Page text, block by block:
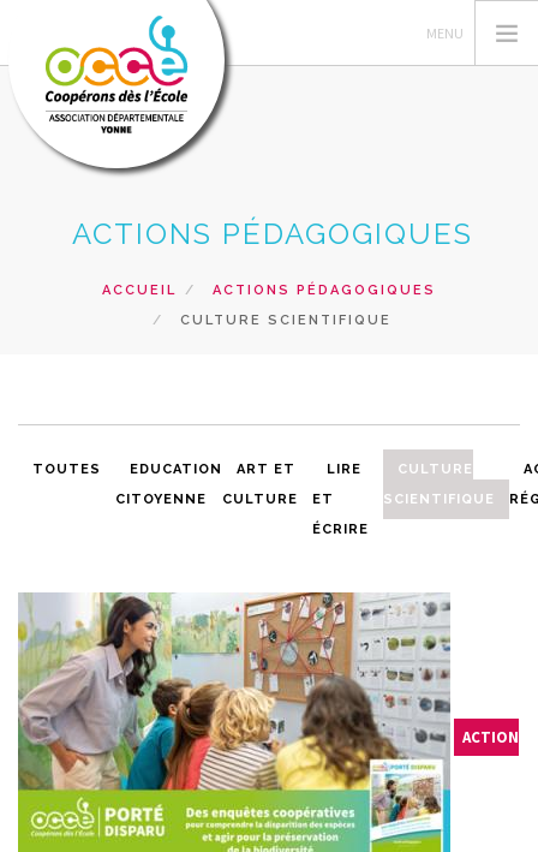
COOPÉRER
ACTIONS PÉDAGOGIQUES
ACCUEIL
ACTIONS PÉDAGOGIQUES
CULTURE SCIENTIFIQUE
TOUTES
EDUCATION
CITOYENNE
ART ET
CULTURE
LIRE
ET
ÉCRIRE
CULTURE
SCIENTIFIQUE
ACTION